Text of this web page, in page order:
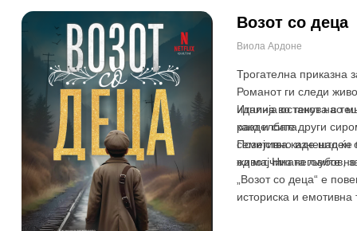
-32%
Возот со деца
Виола Ардоне
Трогателна приказна
Романот ги следи
иднина во текот на
разделбата.
Италија останува во
како и сите други
семејства каде што
живот. Низ неговите
Позитивно изненаден
од мајчината љубов,
„Возот со деца“ е
историска и емотивна